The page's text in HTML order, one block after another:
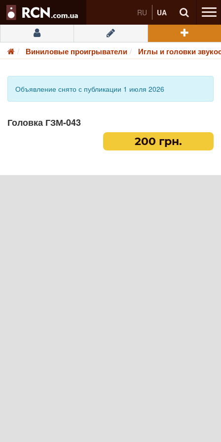
RU UA
Виниловые проигрыватели Иглы и головки
Объявление снято с публикации 1 июля 2026
Головка ГЗМ-043
200 грн.